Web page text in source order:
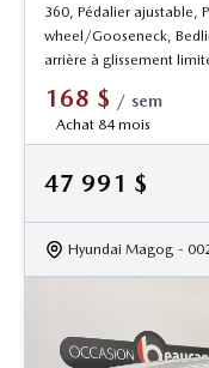
360, Pédalier ajustable,
wheel/Gooseneck,
arrière à glissement
168 $ / sem
Achat 84 mois
47 991 $
Hyundai Magog -